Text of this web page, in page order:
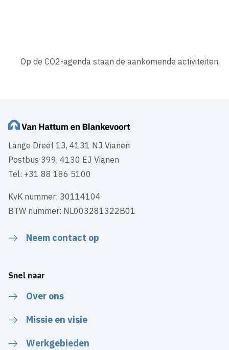
Op de CO2-agenda staan de aankomende activiteiten.
Lange Dreef 13, 4131 NJ Vianen
Postbus 399, 4130 EJ Vianen
Tel: +31 88 186 5100
KvK nummer: 30114104
BTW nummer: NL003281322B01
Neem contact op
Snel naar
Over ons
Missie en visie
Werkgebieden